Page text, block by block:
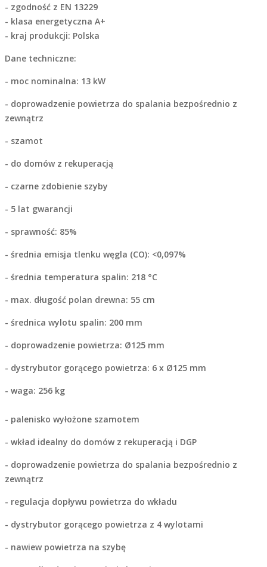
- zgodność z EN 13229
- klasa energetyczna A+
- kraj produkcji: Polska
Dane techniczne:
- moc nominalna: 13 kW
- doprowadzenie powietrza do spalania bezpośrednio z
zewnątrz
- szamot
- do domów z rekuperacją
- czarne zdobienie szyby
- 5 lat gwarancji
- sprawność: 85%
- średnia emisja tlenku węgla (CO): <0,097%
- średnia temperatura spalin: 218 °C
- max. długość polan drewna: 55 cm
- średnica wylotu spalin: 200 mm
- doprowadzenie powietrza: Ø125 mm
- dystrybutor gorącego powietrza: 6 x Ø125 mm
- waga: 256 kg
- palenisko wyłożone szamotem
- wkład idealny do domów z rekuperacją i DGP
- doprowadzenie powietrza do spalania bezpośrednio z
zewnątrz
- regulacja dopływu powietrza do wkładu
- dystrybutor gorącego powietrza z 4 wylotami
- nawiew powietrza na szybę